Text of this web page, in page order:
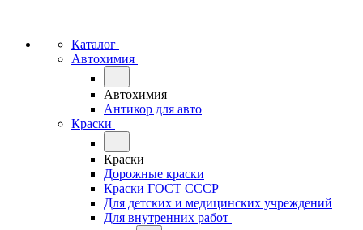
Каталог
Автохимия
Автохимия
Антикор для авто
Краски
Краски
Дорожные краски
Краски ГОСТ СССР
Для детских и медицинских учреждений
Для внутренних работ